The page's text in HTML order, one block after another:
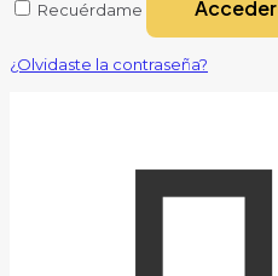
Recuérdame Acceder
¿Olvidaste la contraseña?